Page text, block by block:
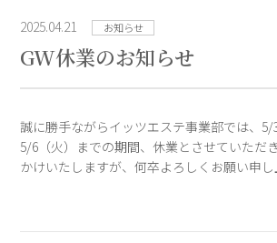
2025.04.21 お知らせ
GW休業のお知らせ
誠に勝手ながらイッツエステ事業部では、5/
5/6（火）までの期間、休業とさせていただ
かけいたしますが、何卒よろしくお願い申し